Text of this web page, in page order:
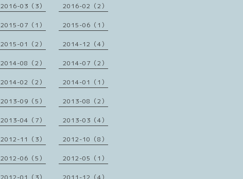
2016-03（3） 2016-02（2）
2015-07（1） 2015-06（1）
2015-01（2） 2014-12（4）
2014-08（2） 2014-07（2）
2014-02（2） 2014-01（1）
2013-09（5） 2013-08（2）
2013-04（7） 2013-03（4）
2012-11（3） 2012-10（8）
2012-06（5） 2012-05（1）
2012-01（3） 2011-12（4）